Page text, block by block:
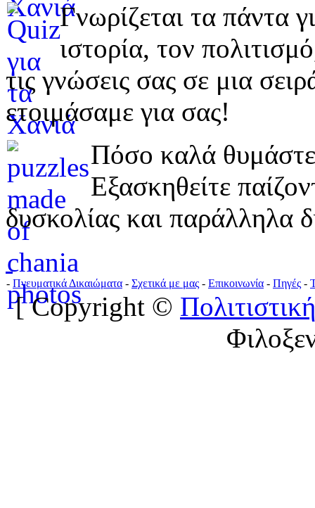
Γνωρίζεται τα πάντα
ιστορία, τον
τις γνώσεις σας σε μια
ετοιμάσαμε για σας!
Πόσο καλά
Εξασκηθείτε
δυσκολίας και παράλληλα
- Πνευματικά Δικαιώματα - Σχετικά με μας - Επικοινωνία - Πηγές -
[ Copyright ©